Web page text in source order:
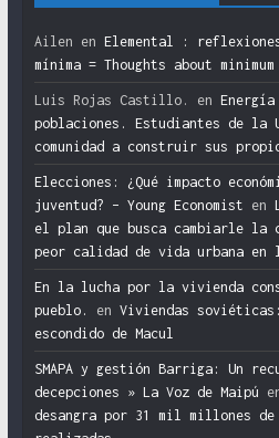
Ailen en Elemental :
mínima = Thoughts about
Luis Rojas Castillo. en
poblaciones. Estudiantes de la
comunidad a construir sus
Elecciones: ¿Qué impacto
juventud? – Young Economist en
el plan que busca cambiarle la
peor calidad de vida urbana en
En la lucha por la vivienda
pueblo.
en Viviendas
escondido de Macul
SMAPA y gestión Barriga: Un
decepciones » La Voz de Maipú
desangra por 31 mil millones